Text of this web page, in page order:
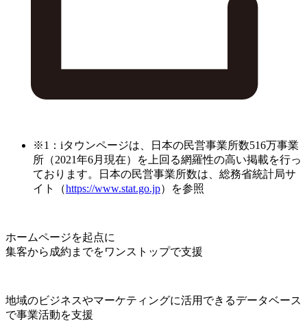
※1：iタウンページは、日本の民営事業所数516万事業
所（2021年6月現在）を上回る網羅性の高い掲載を行っ
ております。日本の民営事業所数は、総務省統計局サ
イト（https://www.stat.go.jp）を参照
ホームページを起点に
集客から成約までをワンストップで支援
地域のビジネスやマーケティングに活用できるデータベース
で事業活動を支援